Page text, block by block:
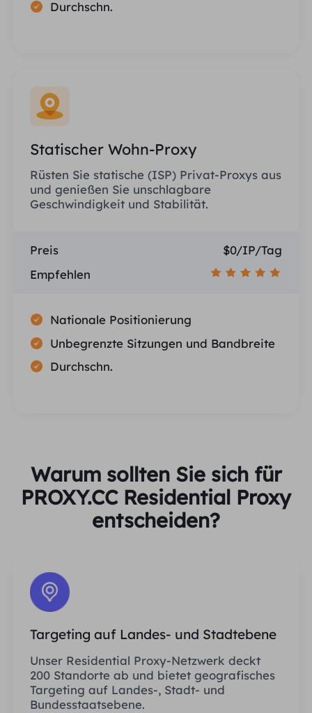
Durchschn.
Statischer Wohn-Proxy
Rüsten Sie statische (ISP) Privat-Proxys aus
und genießen Sie unschlagbare
Geschwindigkeit und Stabilität.
Preis
$0/IP/Tag
Empfehlen
Nationale Positionierung
Unbegrenzte Sitzungen und Bandbreite
Durchschn.
Warum sollten Sie sich für
PROXY.CC Residential Proxy
entscheiden?
Targeting auf Landes- und Stadtebene
Unser Residential Proxy-Netzwerk deckt
200 Standorte ab und bietet geografisches
Targeting auf Landes-, Stadt- und
Bundesstaatsebene.